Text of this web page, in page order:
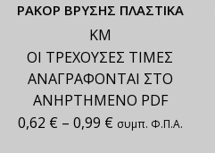
ΡΑΚΟΡ ΒΡΥΣΗΣ ΠΛΑΣΤΙΚΑ
ΚΜ
ΟΙ ΤΡΕΧΟΥΣΕΣ ΤΙΜΕΣ
ΑΝΑΓΡΑΦΟΝΤΑΙ ΣΤΟ
ΑΝΗΡΤΗΜΕΝΟ PDF
0,62 € – 0,99 € συμπ. Φ.Π.Α.